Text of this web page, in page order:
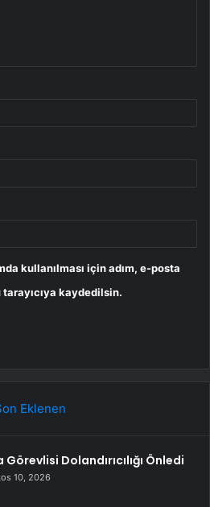
kullanılması için adım, e-posta
kaydedilsin.
Eklenen
Görevlisi Dolandırıcılığı Önledi
10, 2026